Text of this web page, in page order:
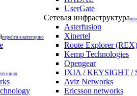
перейти в категорию
UserGate
Сетевая инфраструктура
Asterfusion
Xinertel
Route Explorer (REX)
Kemp Technologies
Opengear
IXIA / KEYSIGHT /
Aviz Networks
Ericsson networks